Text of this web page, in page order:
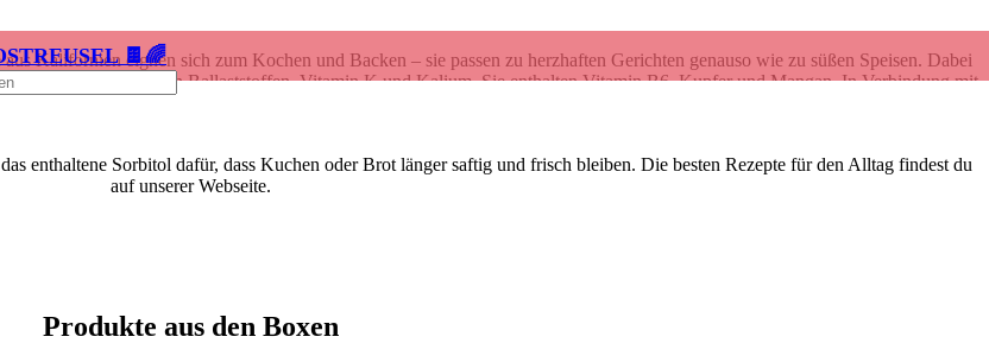
🍫🌈
Kalifornien eignen sich zum Kochen und Backen – sie passen zu herzhaften Gerichten genauso wie zu süßen Speisen. Dabei
sind reich an Ballaststoffen, Vitamin K und Kalium. Sie enthalten Vitamin B6, Kupfer und Mangan. In Verbindung mit
enthaltene Sorbitol dafür, dass Kuchen oder Brot länger saftig und frisch bleiben. Die besten Rezepte für den Alltag findest du
auf unserer Webseite.
Produkte aus den Boxen